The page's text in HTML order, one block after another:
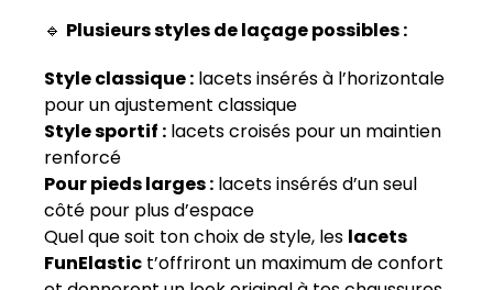
🔹 Plusieurs styles de laçage possibles :
Style classique : lacets insérés à l’horizontale
pour un ajustement classique
Style sportif : lacets croisés pour un maintien
renforcé
Pour pieds larges : lacets insérés d’un seul
côté pour plus d’espace
Quel que soit ton choix de style, les lacets
FunElastic t’offriront un maximum de confort